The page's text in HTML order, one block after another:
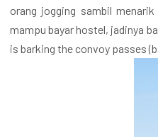
orang jogging sambil
mampu bayar hostel, jadinya
is barking the convoy passes